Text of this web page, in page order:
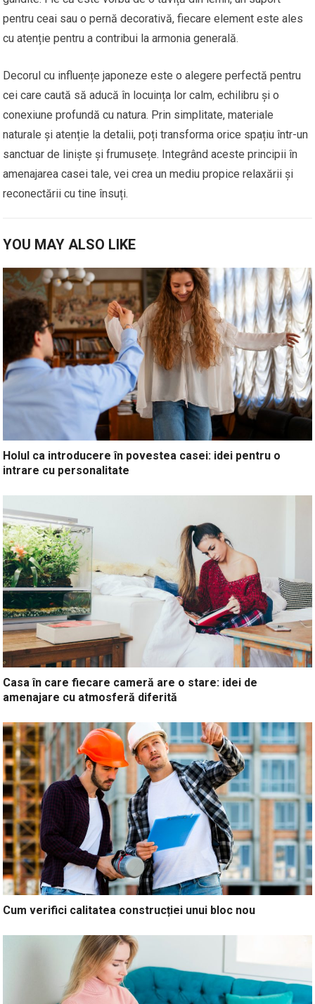
pentru ceai sau o pernă decorativă, fiecare element este ales
cu atenție pentru a contribui la armonia generală.
Decorul cu influențe japoneze este o alegere perfectă pentru
cei care caută să aducă în locuința lor calm, echilibru și o
conexiune profundă cu natura. Prin simplitate, materiale
naturale și atenție la detalii, poți transforma orice spațiu într-un
sanctuar de liniște și frumusețe. Integrând aceste principii în
amenajarea casei tale, vei crea un mediu propice relaxării și
reconectării cu tine însuți.
YOU MAY ALSO LIKE
Holul ca introducere în povestea casei: idei pentru o
intrare cu personalitate
Casa în care fiecare cameră are o stare: idei de
amenajare cu atmosferă diferită
Cum verifici calitatea construcției unui bloc nou